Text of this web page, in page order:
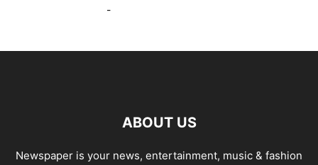
-
ABOUT US
Newspaper is your news, entertainment, music & fashion